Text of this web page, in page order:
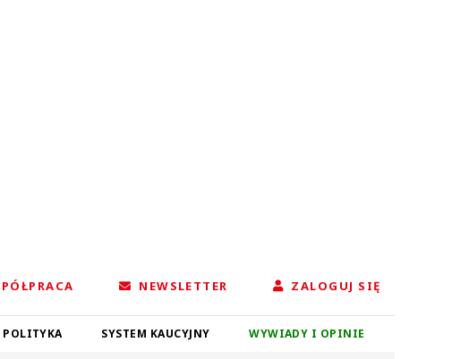
NEWSLETTER ZALOGUJ SIĘ
POLITYKA SYSTEM KAUCYJNY WYWIADY I OPINIE